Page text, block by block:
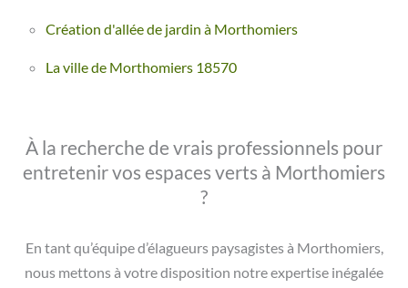
Création d'allée de jardin à Morthomiers
La ville de Morthomiers 18570
À la recherche de vrais professionnels pour
entretenir vos espaces verts à Morthomiers
?
En tant qu’équipe d’élagueurs paysagistes à Morthomiers,
nous mettons à votre disposition notre expertise inégalée